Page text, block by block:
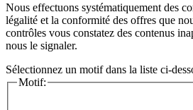
Nous effectuons systématiquement des
légalité et la conformité des offres que
contrôles vous constatez des contenus
nous le signaler.
Sélectionnez un motif dans la liste ci-
Motif: